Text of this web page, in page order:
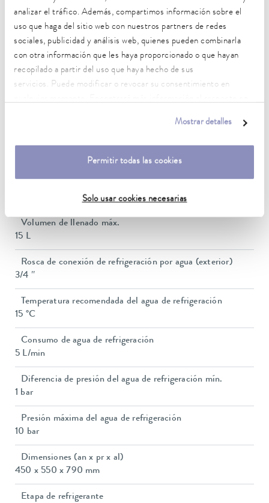
analizar el tráfico. Además, compartimos información sobre el
uso que haga del sitio web con nuestros partners de redes
sociales, publicidad y análisis web, quienes pueden combinarla
con otra información que les haya proporcionado o que hayan
recopilado a partir del uso que haya hecho de sus
servicios. Puede modificar o revocar su consentimiento en
Mostrar detalles
Permitir todas las cookies
Solo usar cookies necesarias
Presión de elevación máx.
3,2 bar
Energía de elevación máx. de la bomba (presión)
37 L/min
Ajuste de la presión
Volumen de llenado máx.
15 L
Rosca de conexión de refrigeración por agua (exterior)
3/4 ″
Temperatura recomendada del agua de refrigeración
15 °C
Consumo de agua de refrigeración
5 L/min
Diferencia de presión del agua de refrigeración mín.
1 bar
Presión máxima del agua de refrigeración
10 bar
Dimensiones (an x pr x al)
450 x 550 x 790 mm
Etapa de refrigerante